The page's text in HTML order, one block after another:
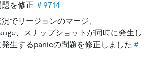
を修正 ＃9714
でリージョンのマージ、
、スナップショットが同時に発生し
発生するpanicの問題を修正しました ＃